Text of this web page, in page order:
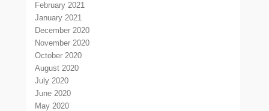
February 2021
January 2021
December 2020
November 2020
October 2020
August 2020
July 2020
June 2020
May 2020